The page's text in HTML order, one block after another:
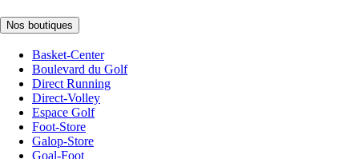
Nos boutiques
Basket-Center
Boulevard du Golf
Direct Running
Direct-Volley
Espace Golf
Foot-Store
Galop-Store
Goal-Foot